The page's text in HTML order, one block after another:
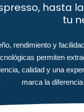
hasta
tu
rendimiento y
permiten
calidad y una
marca la